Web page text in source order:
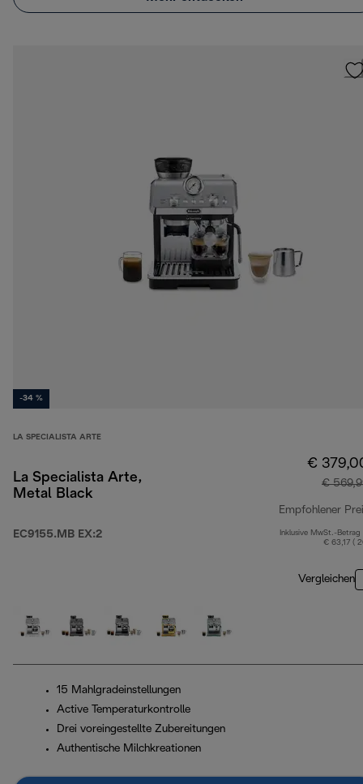
-34 %
LA SPECIALISTA ARTE
La Specialista Arte,
Metal Black
EC9155.MB EX:2
€
€
Empfohlener
Inklusive MwSt.-Betrag
€ 63,17 (
Vergleichen
15 Mahlgradeinstellungen
Active Temperaturkontrolle
Drei voreingestellte Zubereitungen
Authentische Milchkreationen